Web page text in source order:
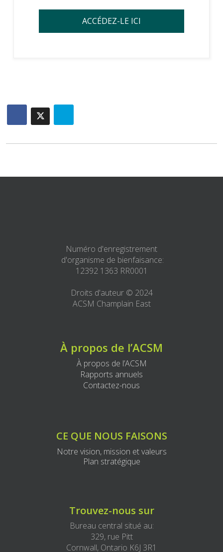
ACCÉDEZ-LE ICI
Numéro d'enregistrement
d'organisme de bienfaisance:
12392 1363 RR0001
Droits d'auteur © 2024
ACSM Champlain East
À propos de l’ACSM
À propos de l’ACSM
Rapports annuels
Contactez-nous
CE QUE NOUS FAISONS
Notre vision, mission et valeurs
Plan stratégique
Trouvez-nous sur
Bureau central situé au:
329, rue Pitt
Cornwall, Ontario K6J 3R1